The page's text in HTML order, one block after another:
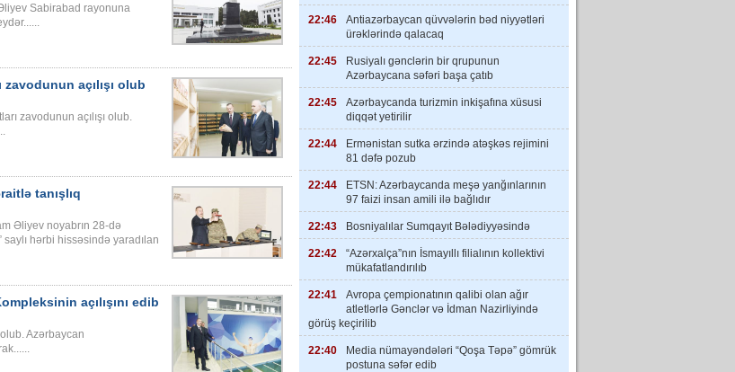
Sabirabad rayonuna
açılışı olub
zavodunun açılışı olub.
tanışlıq
Əliyev noyabrın 28-də
hərbi hissəsində yaradılan
açılışını edib
Azərbaycan
22:46
Antiazərbaycan qüvvələrin bəd niyyətləri
ürəklərində qalacaq
22:45
Rusiyalı gənclərin bir qrupunun
Azərbaycana səfəri başa çatıb
22:45
Azərbaycanda turizmin inkişafına xüsusi
diqqət yetirilir
22:44
Ermənistan sutka ərzində atəşkəs rejimini
81 dəfə pozub
22:44
ETSN: Azərbaycanda meşə yanğınlarının
97 faizi insan amili ilə bağlıdır
22:43 Bosniyalılar Sumqayıt Bələdiyyəsində
22:42
“Azərxalça”nın İsmayıllı filialının kollektivi
mükafatlandırılıb
22:41
Avropa çempionatının qalibi olan ağır
atletlərlə Gənclər və İdman Nazirliyində
görüş keçirilib
22:40
Media nümayəndələri “Qoşa Təpə” gömrük
postuna səfər edib